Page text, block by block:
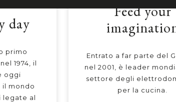
day
primo
1974, il
oggi
mondo
legate al
Feed your
Entrato a far parte del
nel 2001, è leader
settore degli
per la cucina.